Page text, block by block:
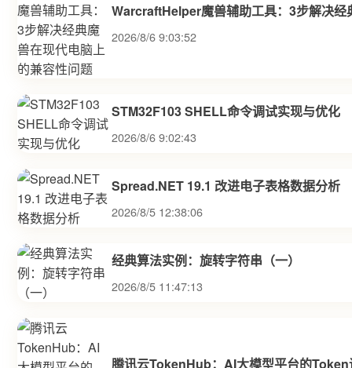
WarcraftHelper魔兽辅助工具：3步解决
2026/8/6 9:03:52
STM32F103 SHELL命令调试实现与优化
2026/8/6 9:02:43
Spread.NET 19.1 改进电子表格数据分析
2026/8/5 12:38:06
经典算法实例：旋转字符串（一）
2026/8/5 11:47:13
腾讯云TokenHub：AI大模型平台的